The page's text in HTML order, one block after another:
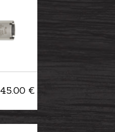
45.00 €